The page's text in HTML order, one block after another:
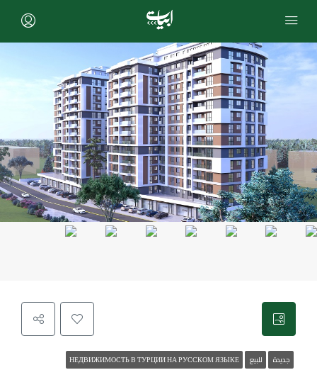
جديدة للبيع НЕДВИЖИМОСТЬ В ТУРЦИИ НА РУССКОМ ЯЗЫКЕ